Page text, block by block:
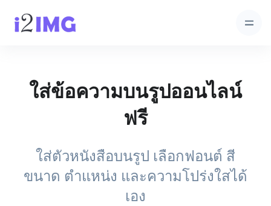
ใส่ข้อความบนรูปออนไลน์
ฟรี
ใส่ตัวหนังสือบนรูป เลือกฟอนต์ สี
ขนาด ตำแหน่ง และความโปร่งใสได้
เอง